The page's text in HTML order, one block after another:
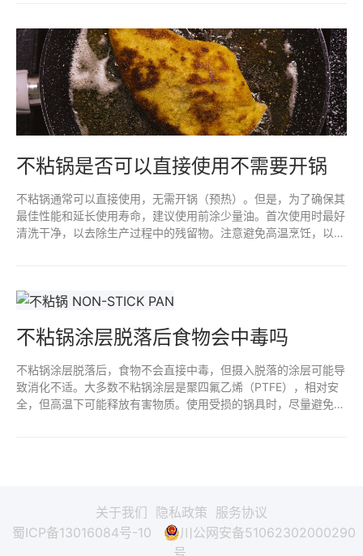
不粘锅是否可以直接使用不需要开锅
不粘锅通常可以直接使用，无需开锅（预热）。但是，为了确保其
最佳性能和延长使用寿命，建议使用前涂少量油。首次使用时最好
清洗干净，以去除生产过程中的残留物。注意避免高温烹饪，以防
不粘锅涂层脱落后食物会中毒吗
不粘锅涂层脱落后，食物不会直接中毒，但摄入脱落的涂层可能导
致消化不适。大多数不粘锅涂层是聚四氟乙烯（PTFE），相对安
全，但高温下可能释放有害物质。使用受损的锅具时，尽量避免高
关于我们 隐私政策 服务协议
蜀ICP备13016084号-10
川公网安备51062302000290